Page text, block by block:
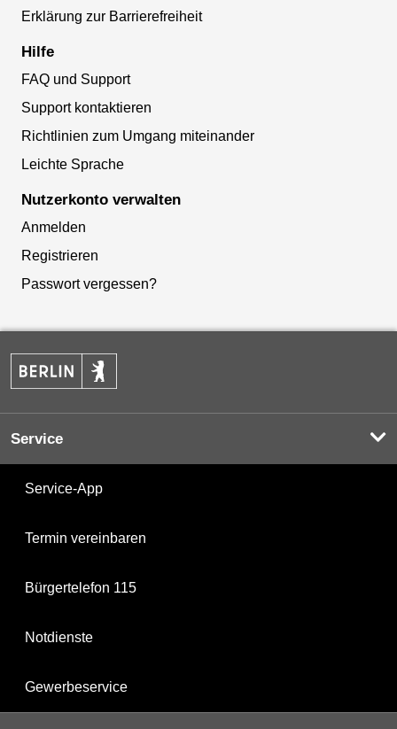
Erklärung zur Barrierefreiheit
Hilfe
FAQ und Support
Support kontaktieren
Richtlinien zum Umgang miteinander
Leichte Sprache
Nutzerkonto verwalten
Anmelden
Registrieren
Passwort vergessen?
Service
Service-App
Termin vereinbaren
Bürgertelefon 115
Notdienste
Gewerbeservice